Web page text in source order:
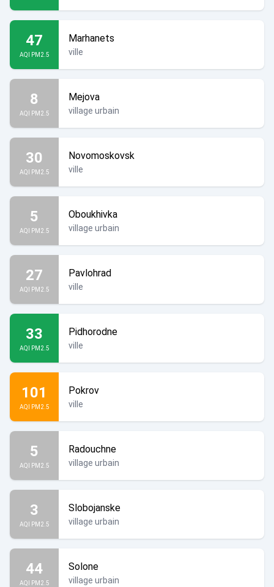
47
AQI PM2.5
Marhanets
ville
8
AQI PM2.5
Mejova
village urbain
30
AQI PM2.5
Novomoskovsk
ville
5
AQI PM2.5
Oboukhivka
village urbain
27
AQI PM2.5
Pavlohrad
ville
33
AQI PM2.5
Pidhorodne
ville
101
AQI PM2.5
Pokrov
ville
5
AQI PM2.5
Radouchne
village urbain
3
AQI PM2.5
Slobojanske
village urbain
44
AQI PM2.5
Solone
village urbain